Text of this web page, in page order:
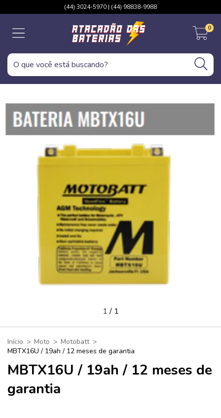
(44) 3024-5970 | (44) 98838-9988
0
1/ 1
Início > Moto > Motobatt >
MBTX16U / 19ah / 12 meses de garantia
MBTX16U / 19ah / 12 meses de
garantia